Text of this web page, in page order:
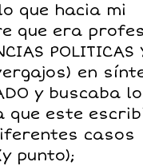
que hacia mi
que era
POLITICAS
en
y buscaba
este
casos
punto);